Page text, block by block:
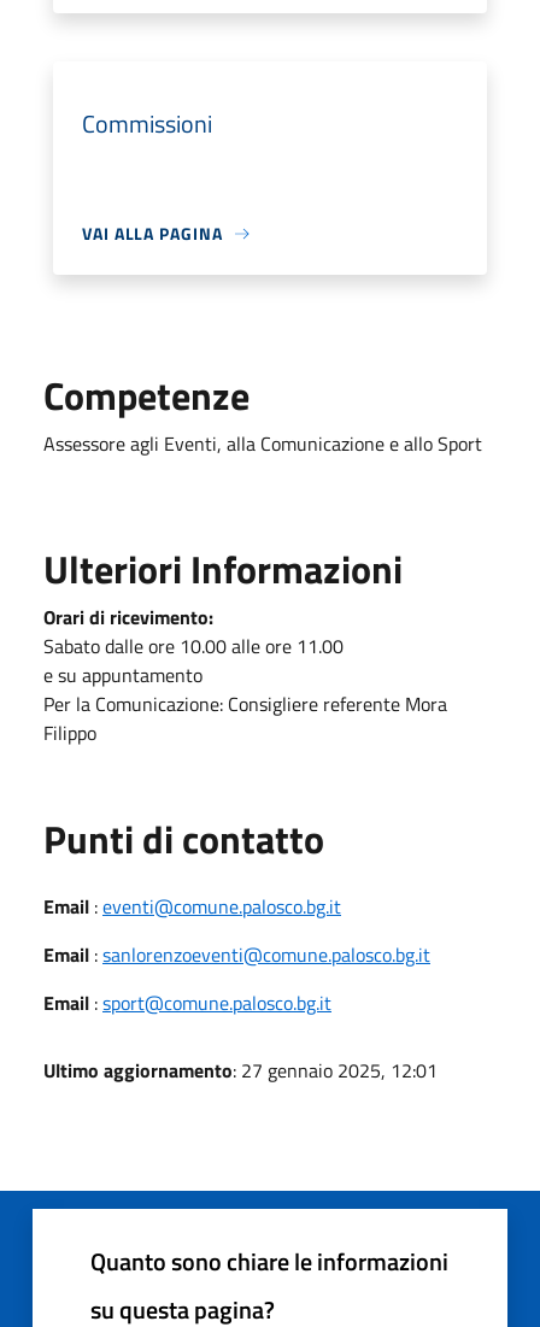
Commissioni
VAI ALLA PAGINA
Competenze
Assessore agli Eventi, alla Comunicazione e allo Sport
Ulteriori Informazioni
Orari di ricevimento:
Sabato dalle ore 10.00 alle ore 11.00
e su appuntamento
Per la Comunicazione: Consigliere referente Mora
Filippo
Punti di contatto
Email :eventi@comune.palosco.bg.it
Email :sanlorenzoeventi@comune.palosco.bg.it
Email :sport@comune.palosco.bg.it
Ultimo aggiornamento: 27 gennaio 2025, 12:01
Quanto sono chiare le informazioni
su questa pagina?